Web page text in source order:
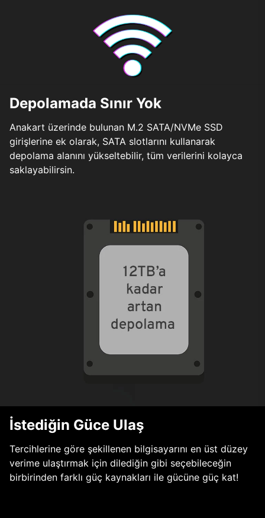
Depolamada Sınır Yok
Anakart üzerinde bulunan M.2 SATA/NVMe SSD
girişlerine ek olarak, SATA slotlarını kullanarak
depolama alanını yükseltebilir, tüm verilerini kolayca
saklayabilirsin.
İstediğin Güce Ulaş
Tercihlerine göre şekillenen bilgisayarını en üst düzey
verime ulaştırmak için dilediğin gibi seçebileceğin
birbirinden farklı güç kaynakları ile gücüne güç kat!